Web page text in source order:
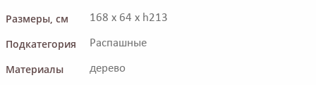
Размеры, см
168 x 64 x h213
Подкатегория Распашные
Материалы дерево